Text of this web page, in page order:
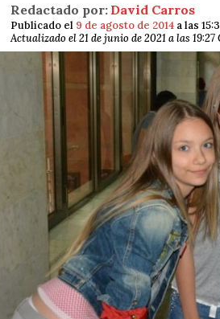
Redactado por: David Carros
Publicado el 9 de agosto de 2014 a las
Actualizado el 21 de junio de 2021 a las 19:27